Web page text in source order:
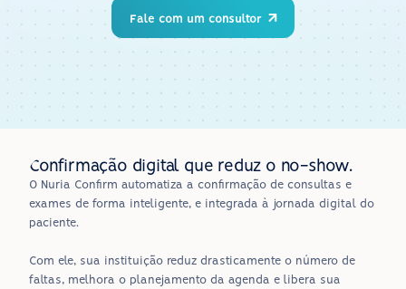
Fale com um consultor
Confirmação digital que reduz o no-show.
O Nuria Confirm automatiza a confirmação de consultas e
exames de forma inteligente, e integrada à jornada digital do
paciente.
Com ele, sua instituição reduz drasticamente o número de
faltas, melhora o planejamento da agenda e libera sua